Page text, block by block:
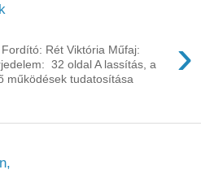
›
Rét Viktória Műfaj:
32 oldal A lassítás, a
működések tudatosítása